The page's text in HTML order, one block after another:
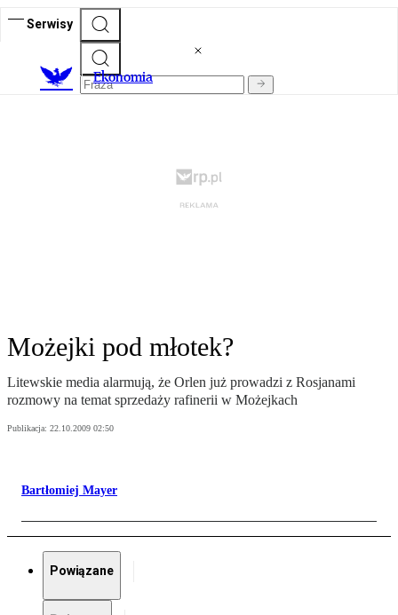
Serwisy
Ekonomia
Możejki pod młotek?
Litewskie media alarmują, że Orlen już prowadzi z Rosjanami
rozmowy na temat sprzedaży rafinerii w Możejkach
Publikacja: 22.10.2009 02:50
Bartłomiej Mayer
Powiązane